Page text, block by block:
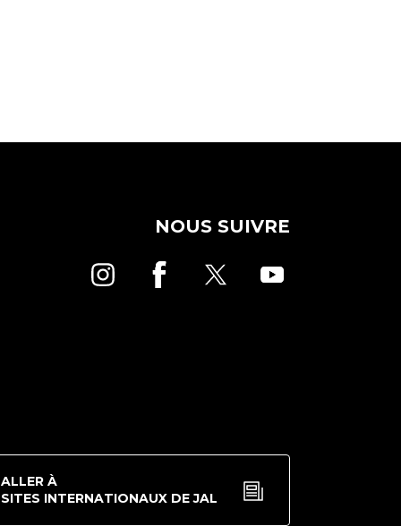
NOUS SUIVRE
ALLER À
SITES INTERNATIONAUX DE JAL